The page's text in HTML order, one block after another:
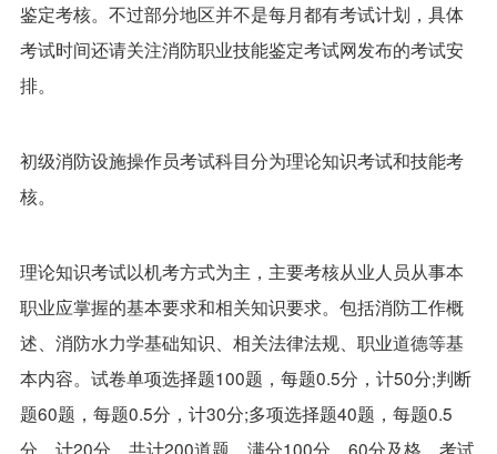
鉴定考核。不过部分地区并不是每月都有考试计划，具体
考试时间还请关注消防职业技能鉴定考试网发布的考试安
排。
初级消防设施操作员考试科目分为理论知识考试和技能考
核。
理论知识考试以机考方式为主，主要考核从业人员从事本
职业应掌握的基本要求和相关知识要求。包括消防工作概
述、消防水力学基础知识、相关法律法规、职业道德等基
本内容。试卷单项选择题100题，每题0.5分，计50分;判断
题60题，每题0.5分，计30分;多项选择题40题，每题0.5
分，计20分。共计200道题，满分100分，60分及格。考试